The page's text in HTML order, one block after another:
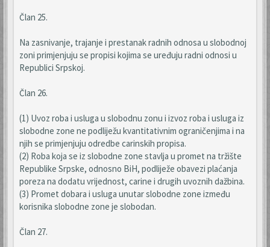
Član 25.
Na zasnivanje, trajanje i prestanak radnih odnosa u slobodnoj
zoni primjenjuju se propisi kojima se uređuju radni odnosi u
Republici Srpskoj.
Član 26.
(1) Uvoz roba i usluga u slobodnu zonu i izvoz roba i usluga iz
slobodne zone ne podliježu kvantitativnim ograničenjima i na
njih se primjenjuju odredbe carinskih propisa.
(2) Roba koja se iz slobodne zone stavlja u promet na tržište
Republike Srpske, odnosno BiH, podliježe obavezi plaćanja
poreza na dodatu vrijednost, carine i drugih uvoznih dažbina.
(3) Promet dobara i usluga unutar slobodne zone između
korisnika slobodne zone je slobodan.
Član 27.